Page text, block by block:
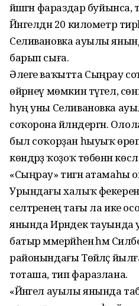
йәшәгән фараздар
Йәнгелдән 20 километр
Селивановка ауылы
барып сыға.
Әлеге ваҡытта Сыңрау
өйрәнеү мөмкин түгел,
һуң уны Селивановка
соҡорона әйләндергән.
был соҡорҙан һыуыҡ
көндәрҙә ҡоҙоҡ төбөнән
«Сыңрау» тигән атамаһы
Урындағы халыҡ
селтәренең тағы ла ике
янында Ирәндек
батыр мәмерйәһенә һәм
районындағы Төйәләҫ
тоташа, тип фаразлана.
«Йәнгел ауылы янында